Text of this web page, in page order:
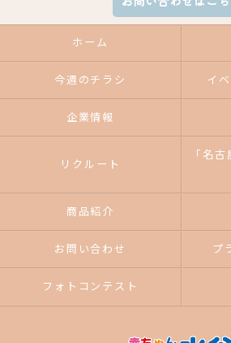
ホーム
今週のチラシ イ
企業情報
リクルート
「名
商品紹介
お問い合わせ プ
フォトコンテスト